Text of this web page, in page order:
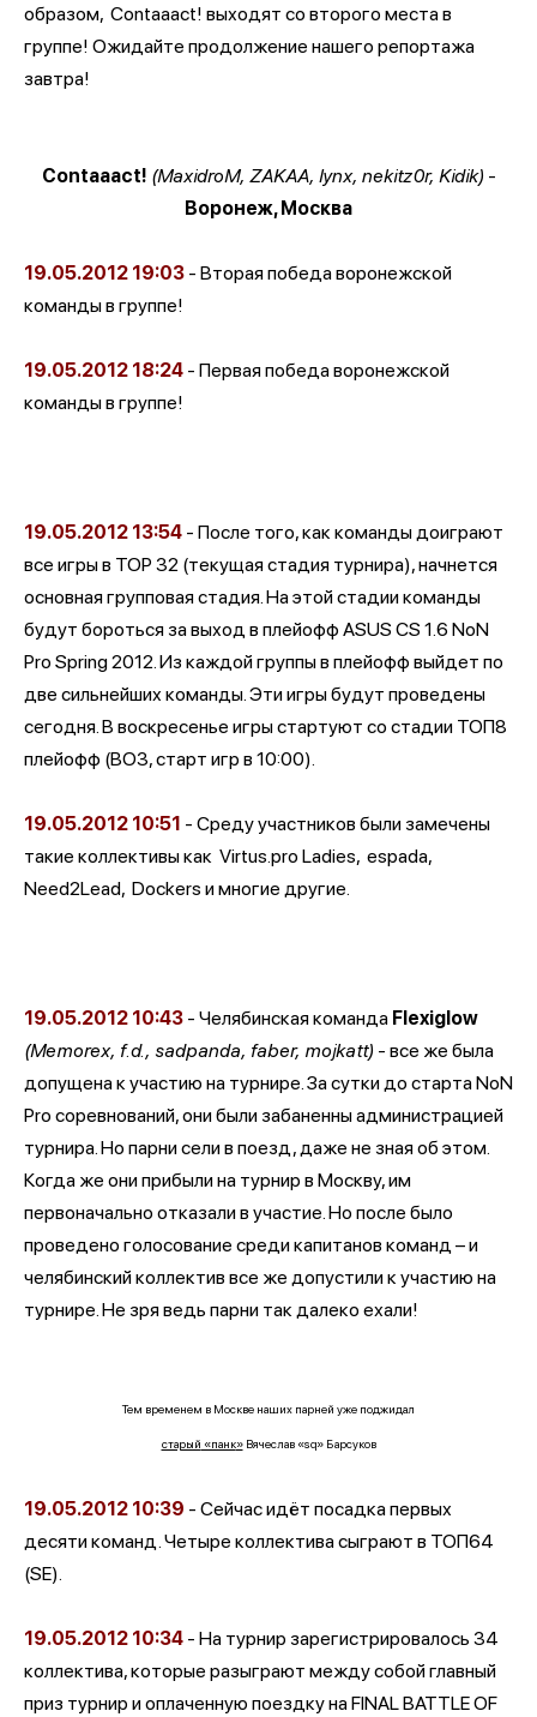
образом, Contaaact! выходят со второго места в
группе! Ожидайте продолжение нашего репортажа
завтра!
Contaaact! (MaxidroM, ZAKAA, lynx, nekitz0r, Kidik) -
Воронеж, Москва
19.05.2012 19:03 - Вторая победа воронежской
команды в группе!
19.05.2012 18:24 - Первая победа воронежской
команды в группе!
19.05.2012 13:54 - После того, как команды доиграют
все игры в TOP 32 (текущая стадия турнира), начнется
основная групповая стадия. На этой стадии команды
будут бороться за выход в плейофф ASUS CS 1.6 NoN
Pro Spring 2012. Из каждой группы в плейофф выйдет по
две сильнейших команды. Эти игры будут проведены
сегодня. В воскресенье игры стартуют со стадии ТОП8
плейофф (BO3, старт игр в 10:00).
19.05.2012 10:51 - Среду участников были замечены
такие коллективы как Virtus.pro Ladies, espada,
Need2Lead, Dockers и многие другие.
19.05.2012 10:43 - Челябинская команда Flexiglow
(Memorex, f.d., sadpanda, faber, mojkatt) - все же была
допущена к участию на турнире. За сутки до старта NoN
Pro соревнований, они были забаненны администрацией
турнира. Но парни сели в поезд, даже не зная об этом.
Когда же они прибыли на турнир в Москву, им
первоначально отказали в участие. Но после было
проведено голосование среди капитанов команд – и
челябинский коллектив все же допустили к участию на
турнире. Не зря ведь парни так далеко ехали!
Тем временем в Москве наших парней уже поджидал
старый «панк»Вячеслав «sq»Барсуков
19.05.2012 10:39 - Сейчас идёт посадка первых
десяти команд. Четыре коллектива сыграют в ТОП64
(SE).
19.05.2012 10:34 - На турнир зарегистрировалось 34
коллектива, которые разыграют между собой главный
приз турнир и оплаченную поездку на FINAL BATTLE OF